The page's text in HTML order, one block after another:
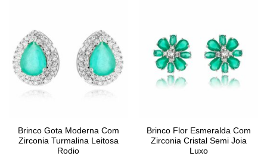
Brinco Gota Moderna Com
Zirconia Turmalina Leitosa
Rodio
Brinco Flor Esmeralda Com
Zirconia Cristal Semi Joia
Luxo